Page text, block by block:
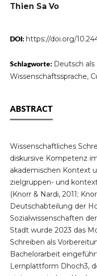
Thien Sa Vo
DOI: https://doi.org/
Schlagworte: Deutsch als
Wissenschaftssprache,
ABSTRACT
Wissenschaftliches
diskursive Kompetenz
akademischen Kontext
zielgruppen- und
(Knorr & Nardi, 2011;
Deutschabteilung der
Sozialwissenschaften
Stadt wurde 2023 das
Schreiben als
Bachelorarbeit
Lernplattform Dhoch3,